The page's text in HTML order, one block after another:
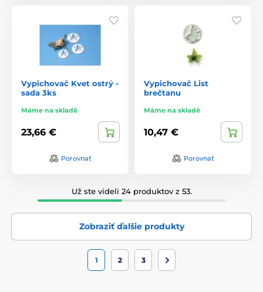
Vypichovač Kvet ostrý -
sada 3ks
Máme na skladě
23,66 €
Porovnať
Vypichovač List
brečtanu
Máme na skladě
10,47 €
Porovnať
Už ste videli 24 produktov z 53.
Zobraziť ďalšie produkty
1 2 3